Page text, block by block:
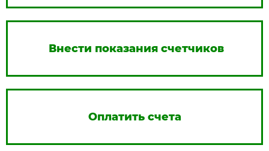
Внести показания счетчиков
Оплатить счета